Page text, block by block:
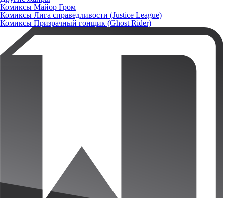
Комиксы Майор Гром
Комиксы Лига справедливости (Justice League)
Комиксы Призрачный гонщик (Ghost Rider)